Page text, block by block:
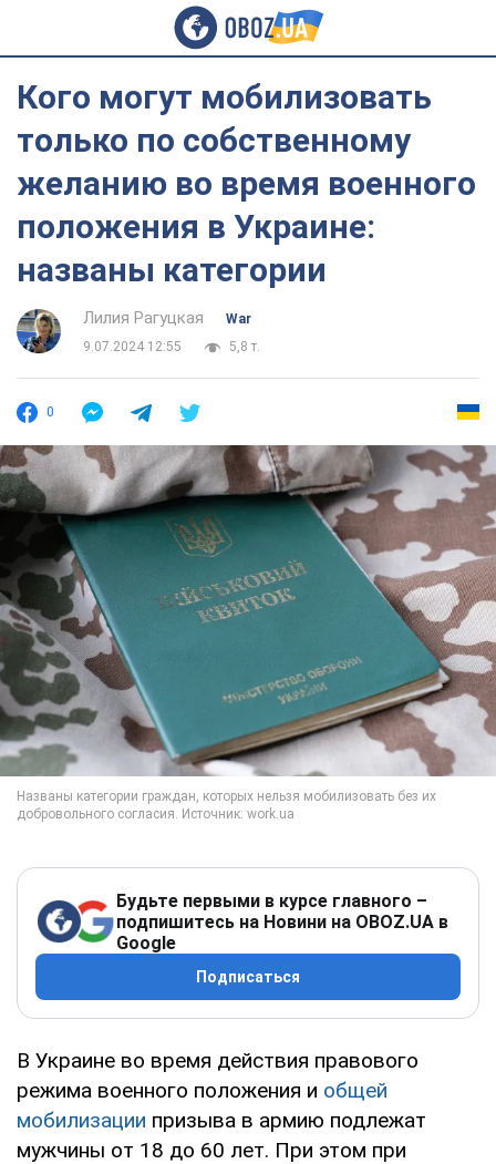
Кого могут мобилизовать
только по собственному
желанию во время военного
положения в Украине:
названы категории
Лилия Рагуцкая
War
9.07.2024 12:55
5,8 т.
0
Будьте первыми в курсе главного –
подпишитесь на Новини на OBOZ.UA в
Google
Подписаться
В Украине во время действия правового
режима военного положения и общей
мобилизации призыва в армию подлежат
мужчины от 18 до 60 лет. При этом при